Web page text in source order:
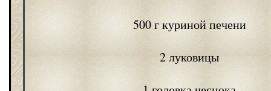
500 г куриной печени
2 луковицы